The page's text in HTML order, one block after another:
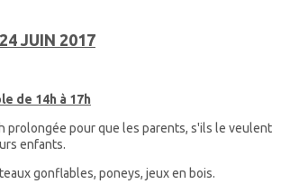
JUIN 2017
de 14h à 17h
prolongée pour que les parents, s'ils le veulent
enfants.
gonflables, poneys, jeux en bois.